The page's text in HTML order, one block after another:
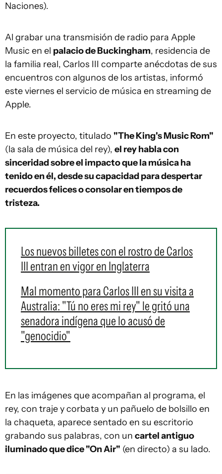
Naciones).
Al grabar una transmisión de radio para Apple
Music en el palacio de Buckingham, residencia de
la familia real, Carlos III comparte anécdotas de sus
encuentros con algunos de los artistas, informó
este viernes el servicio de música en streaming de
Apple.
En este proyecto, titulado "The King's Music Rom"
(la sala de música del rey), el rey habla con
sinceridad sobre el impacto que la música ha
tenido en él, desde su capacidad para despertar
recuerdos felices o consolar en tiempos de
tristeza.
Los nuevos billetes con el rostro de Carlos
III entran en vigor en Inglaterra
Mal momento para Carlos III en su visita a
Australia: "Tú no eres mi rey" le gritó una
senadora indígena que lo acusó de
"genocidio"
En las imágenes que acompañan al programa, el
rey, con traje y corbata y un pañuelo de bolsillo en
la chaqueta, aparece sentado en su escritorio
grabando sus palabras, con un cartel antiguo
iluminado que dice "On Air" (en directo) a su lado.